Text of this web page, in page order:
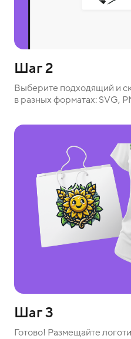
Шаг 2
Выберите подходящий и
в разных форматах: SVG,
Шаг 3
Готово! Размещайте